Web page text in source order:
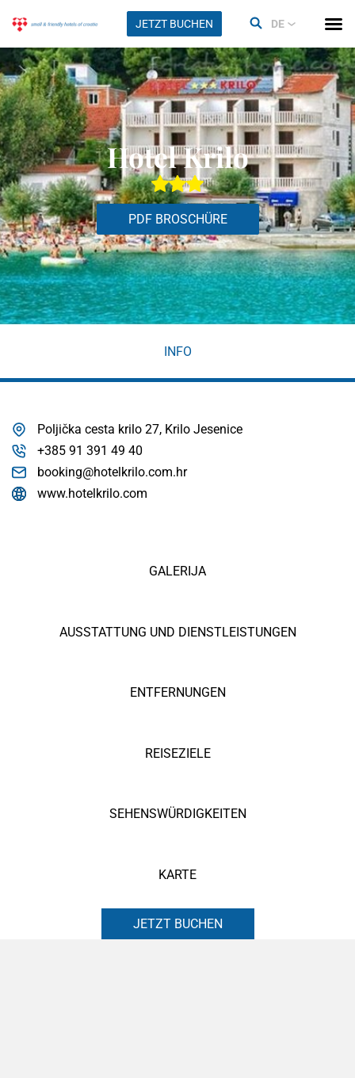
JETZT BUCHEN DE
Hotel Krilo
PDF BROSCHÜRE
INFO
GALERIJA
AUSSTATTUNG UND DIENSTLEISTUNGEN
ENTFERNUNGEN
REISEZIELE
SEHENSWÜRDIGKEITEN
KARTE
JETZT BUCHEN
Poljička cesta krilo 27, Krilo Jesenice
+385 91 391 49 40
booking@hotelkrilo.com.hr
www.hotelkrilo.com